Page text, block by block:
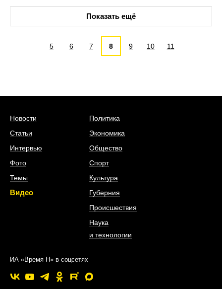
Показать ещё
5 6 7 8 9 10 11
Новости
Статьи
Интервью
Фото
Темы
Видео
Политика
Экономика
Общество
Спорт
Культура
Губерния
Происшествия
Наука
и технологии
ИА «Время Н» в соцсетях